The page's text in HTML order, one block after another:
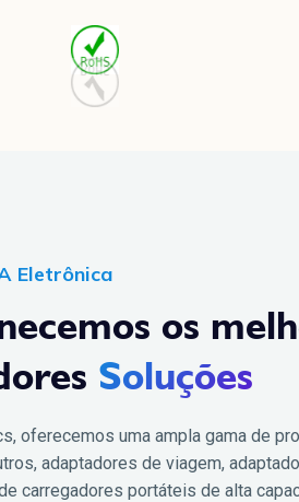
Eletrônica
os
Soluções
oferecemos uma ampla gama de
adaptadores de viagem,
carregadores portáteis de alta